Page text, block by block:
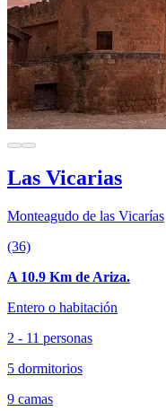
Las Vicarias
Monteagudo de las Vicarías
(36)
A 10.9 Km de Ariza.
Entero o habitación
2 - 11 personas
5 dormitorios
9 camas